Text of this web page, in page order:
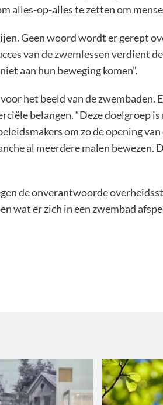
alles-op-alles te zetten om
Geen woord wordt er gerept
van de zwemlessen verdient
aan hun beweging komen”.
het beeld van de zwembaden.
belangen. “Deze doelgroep
om zo de opening
al meerdere malen bewezen.
de onverantwoorde
wat er zich in een zwembad